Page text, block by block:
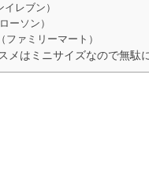
レブン）
ーソン）
ァミリーマート）
メはミニサイズなので無駄